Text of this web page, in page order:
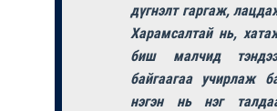
дүгнэлт гаргаж,
Харамсалтай нь,
биш малчид
байгаагаа учирлаж
нэгэн нь нэг